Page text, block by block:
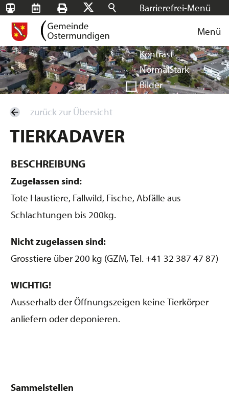
Barrierefrei-Menü
Sehr groß
Kontrast
NormalStark
Bilder
Suchen
SBB-
Tageskarten
RMS Drucken
Facebook
Instagram
Login Menü
zurück zur Übersicht
TIERKADAVER
BESCHREIBUNG
Zugelassen sind:
Tote Haustiere, Fallwild, Fische, Abfälle aus
Schlachtungen bis 200kg.
Nicht zugelassen sind:
Grosstiere über 200 kg (GZM, Tel. +41 32 387 47 87)
WICHTIG!
Ausserhalb der Öffnungszeigen keine Tierkörper
anliefern oder deponieren.
Sammelstellen